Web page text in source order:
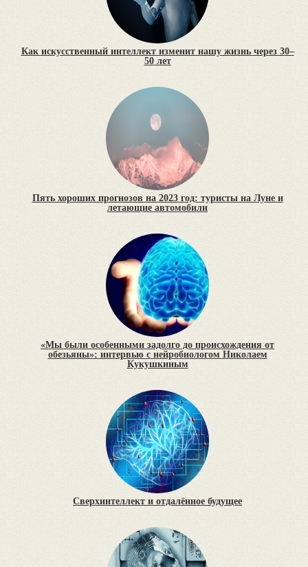
Как искусственный интеллект изменит нашу жизнь через 30–
50 лет
Пять хороших прогнозов на 2023 год: туристы на Луне и
летающие автомобили
«Мы были особенными задолго до происхождения от
обезьяны»: интервью с нейробиологом Николаем
Кукушкиным
Сверхинтеллект и отдалённое будущее